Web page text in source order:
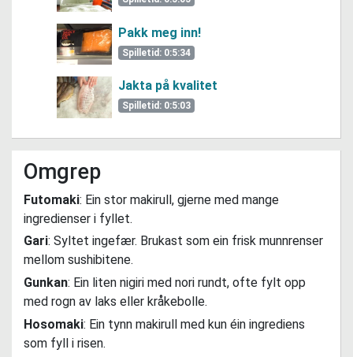
Pakk meg inn!
Spilletid: 0:5:34
Jakta på kvalitet
Spilletid: 0:5:03
Omgrep
Futomaki: Ein stor makirull, gjerne med mange
ingredienser i fyllet.
Gari: Syltet ingefær. Brukast som ein frisk munnrenser
mellom sushibitene.
Gunkan: Ein liten nigiri med nori rundt, ofte fylt opp
med rogn av laks eller kråkebolle.
Hosomaki: Ein tynn makirull med kun éin ingrediens
som fyll i risen.